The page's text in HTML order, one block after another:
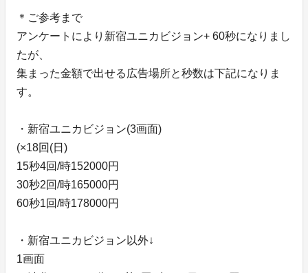
＊ご参考まで
アンケートにより新宿ユニカビジョン+ 60秒になりまし
たが、
集まった金額で出せる広告場所と秒数は下記になりま
す。
・新宿ユニカビジョン(3画面)
(×18回(日)
15秒4回/時152000円
30秒2回/時165000円
60秒1回/時178000円
・新宿ユニカビジョン以外↓
1画面